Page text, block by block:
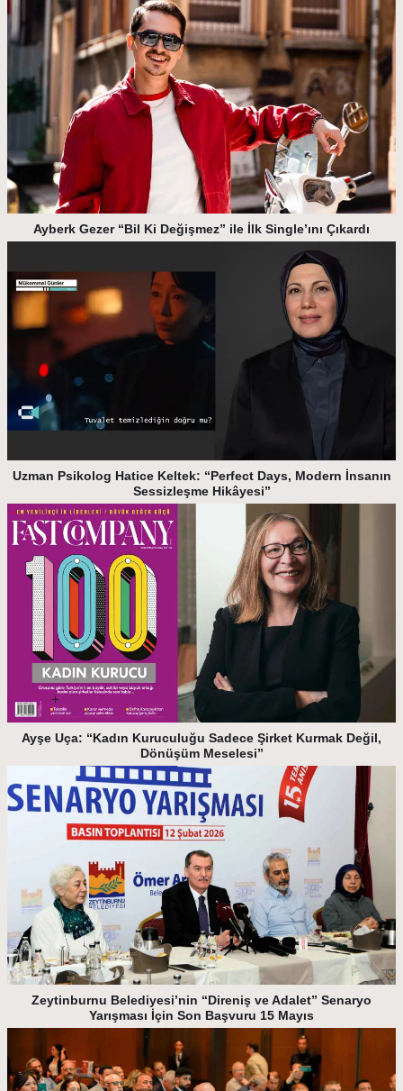
Ayberk Gezer “Bil Ki Değişmez” ile İlk Single’ını Çıkardı
Uzman Psikolog Hatice Keltek: “Perfect Days, Modern İnsanın
Sessizleşme Hikâyesi”
Ayşe Uça: “Kadın Kuruculuğu Sadece Şirket Kurmak Değil,
Dönüşüm Meselesi”
Zeytinburnu Belediyesi’nin “Direniş ve Adalet” Senaryo
Yarışması İçin Son Başvuru 15 Mayıs